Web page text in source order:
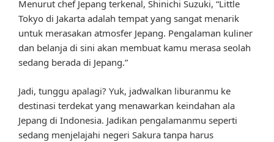
Menurut chef Jepang terkenal, Shinichi Suzuki, “Little
Tokyo di Jakarta adalah tempat yang sangat menarik
untuk merasakan atmosfer Jepang. Pengalaman kuliner
dan belanja di sini akan membuat kamu merasa seolah
sedang berada di Jepang.”
Jadi, tunggu apalagi? Yuk, jadwalkan liburanmu ke
destinasi terdekat yang menawarkan keindahan ala
Jepang di Indonesia. Jadikan pengalamanmu seperti
sedang menjelajahi negeri Sakura tanpa harus